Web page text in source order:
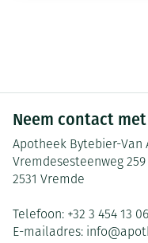
Neem contact
Apotheek Bytebier-Van
Vremdesesteenweg 259
2531 Vremde
Telefoon: +32 3 454 13 06
E-mailadres: info@